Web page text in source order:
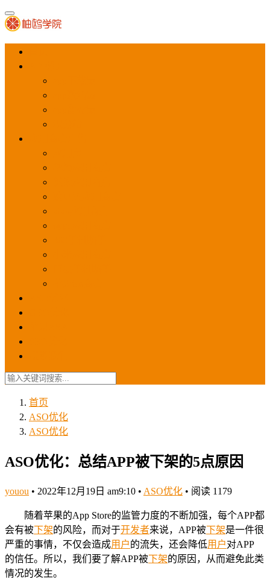
首页
ASO优化
ASO优化
ASO优化：总结APP被下架的5点原因
youou • 2022年12月19日 am9:10 • ASO优化 • 阅读 1179
随着苹果的App Store的监管力度的不断加强，每个APP都
会有被下架的风险，而对于开发者来说，APP被下架是一件很
严重的事情，不仅会造成用户的流失，还会降低用户对APP
的信任。所以，我们要了解APP被下架的原因，从而避免此类
情况的发生。